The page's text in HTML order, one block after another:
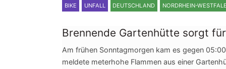
BIKE UNFALL DEUTSCHLAND NORDRHEIN-
Brennende Gartenhütte sorgt
Am frühen Sonntagmorgen kam es gegen
meldete meterhohe Flammen aus einer